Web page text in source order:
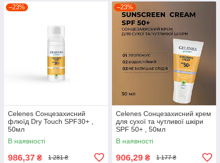
–23%
Celenes Сонцезахисний
флюїд Dry Touch SPF30+ ,
50мл
В наявності
986,37 ₴ 1 281 ₴
–23%
Celenes Сонцезахисний крем
для сухої та чутливої шкіри
SPF 50+ , 50мл
В наявності
906,29 ₴ 1 177 ₴